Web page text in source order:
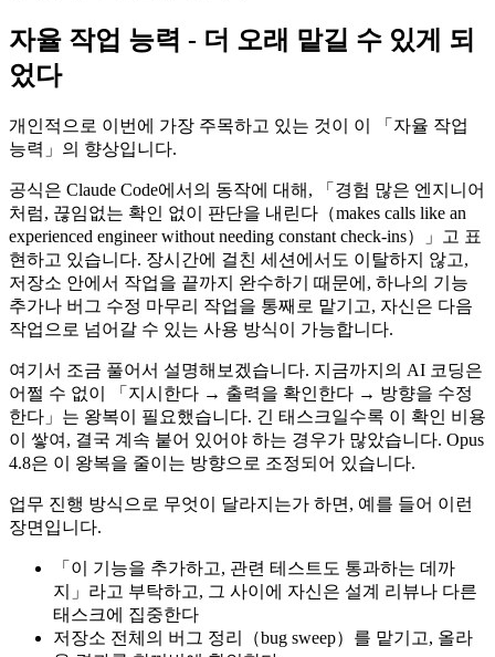
자율 작업 능력 - 더 오래 맡길 수 있게 되
었다
개인적으로 이번에 가장 주목하고 있는 것이 이 「자율 작업
능력」의 향상입니다.
공식은 Claude Code에서의 동작에 대해, 「경험 많은 엔지니어
처럼, 끊임없는 확인 없이 판단을 내린다（makes calls like an
experienced engineer without needing constant check-ins）」고 표
현하고 있습니다. 장시간에 걸친 세션에서도 이탈하지 않고,
저장소 안에서 작업을 끝까지 완수하기 때문에, 하나의 기능
추가나 버그 수정 마무리 작업을 통째로 맡기고, 자신은 다음
작업으로 넘어갈 수 있는 사용 방식이 가능합니다.
여기서 조금 풀어서 설명해보겠습니다. 지금까지의 AI 코딩은
어쩔 수 없이 「지시한다 → 출력을 확인한다 → 방향을 수정
한다」는 왕복이 필요했습니다. 긴 태스크일수록 이 확인 비용
이 쌓여, 결국 계속 붙어 있어야 하는 경우가 많았습니다. Opus
4.8은 이 왕복을 줄이는 방향으로 조정되어 있습니다.
업무 진행 방식으로 무엇이 달라지는가 하면, 예를 들어 이런
장면입니다.
「이 기능을 추가하고, 관련 테스트도 통과하는 데까
지」라고 부탁하고, 그 사이에 자신은 설계 리뷰나 다른
태스크에 집중한다
저장소 전체의 버그 정리（bug sweep）를 맡기고, 올라